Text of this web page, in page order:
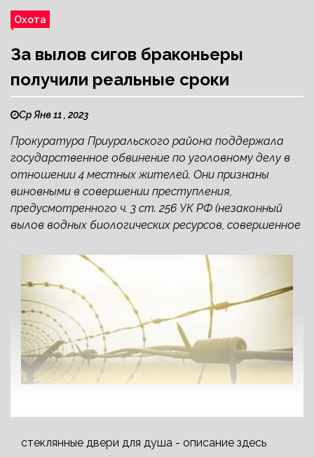
Охота
За вылов сигов браконьеры
получили реальные сроки
Ср Янв 11 , 2023
Прокуратура Приуральского района поддержала
государственное обвинение по уголовному делу в
отношении 4 местных жителей. Они признаны
виновными в совершении преступления,
предусмотренного ч. 3 ст. 256 УК РФ (незаконный
вылов водных биологических ресурсов, совершенное
стеклянные двери для душа - описание здесь